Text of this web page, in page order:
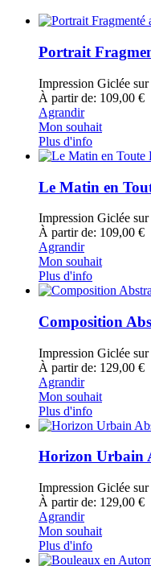
Portrait
Impression Giclée
À partir de: 109,00 €
Agrandir
Mon souhait
Plus d'info
Le Matin en
Impression Giclée
À partir de: 109,00 €
Agrandir
Mon souhait
Plus d'info
Composition
Impression Giclée
À partir de: 129,00 €
Agrandir
Mon souhait
Plus d'info
Horizon Urbain
Impression Giclée
À partir de: 129,00 €
Agrandir
Mon souhait
Plus d'info